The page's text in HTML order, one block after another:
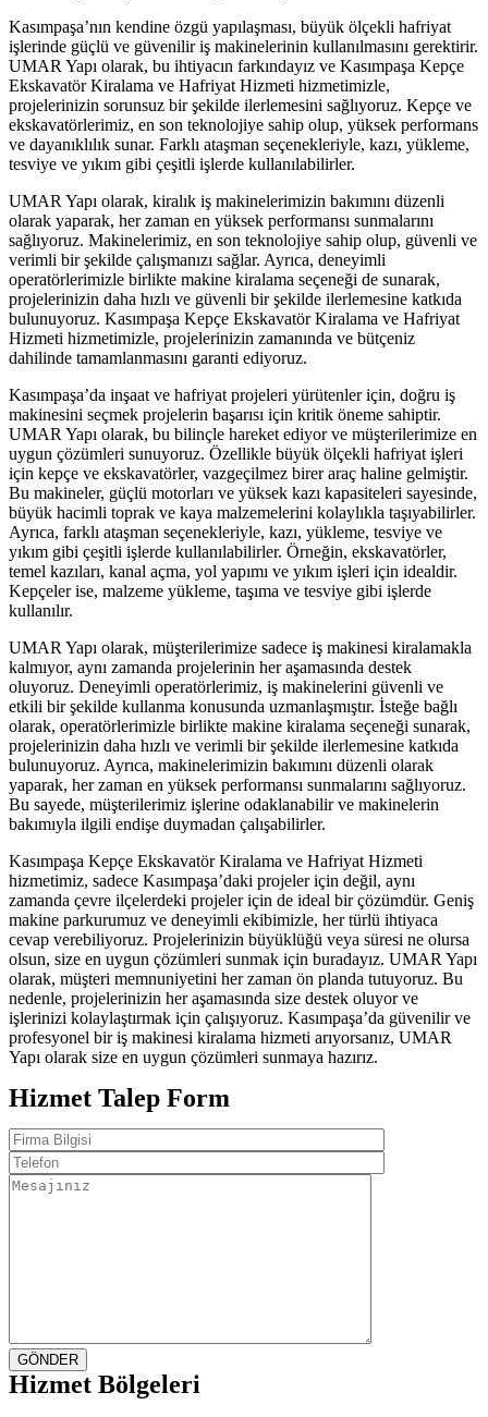
Kasımpaşa’nın kendine özgü yapılaşması, büyük ölçekli hafriyat
işlerinde güçlü ve güvenilir iş makinelerinin kullanılmasını gerektirir.
UMAR Yapı olarak, bu ihtiyacın farkındayız ve Kasımpaşa Kepçe
Ekskavatör Kiralama ve Hafriyat Hizmeti hizmetimizle,
projelerinizin sorunsuz bir şekilde ilerlemesini sağlıyoruz. Kepçe ve
ekskavatörlerimiz, en son teknolojiye sahip olup, yüksek performans
ve dayanıklılık sunar. Farklı ataşman seçenekleriyle, kazı, yükleme,
tesviye ve yıkım gibi çeşitli işlerde kullanılabilirler.
UMAR Yapı olarak, kiralık iş makinelerimizin bakımını düzenli
olarak yaparak, her zaman en yüksek performansı sunmalarını
sağlıyoruz. Makinelerimiz, en son teknolojiye sahip olup, güvenli ve
verimli bir şekilde çalışmanızı sağlar. Ayrıca, deneyimli
operatörlerimizle birlikte makine kiralama seçeneği de sunarak,
projelerinizin daha hızlı ve güvenli bir şekilde ilerlemesine katkıda
bulunuyoruz. Kasımpaşa Kepçe Ekskavatör Kiralama ve Hafriyat
Hizmeti hizmetimizle, projelerinizin zamanında ve bütçeniz
dahilinde tamamlanmasını garanti ediyoruz.
Kasımpaşa’da inşaat ve hafriyat projeleri yürütenler için, doğru iş
makinesini seçmek projelerin başarısı için kritik öneme sahiptir.
UMAR Yapı olarak, bu bilinçle hareket ediyor ve müşterilerimize en
uygun çözümleri sunuyoruz. Özellikle büyük ölçekli hafriyat işleri
için kepçe ve ekskavatörler, vazgeçilmez birer araç haline gelmiştir.
Bu makineler, güçlü motorları ve yüksek kazı kapasiteleri sayesinde,
büyük hacimli toprak ve kaya malzemelerini kolaylıkla taşıyabilirler.
Ayrıca, farklı ataşman seçenekleriyle, kazı, yükleme, tesviye ve
yıkım gibi çeşitli işlerde kullanılabilirler. Örneğin, ekskavatörler,
temel kazıları, kanal açma, yol yapımı ve yıkım işleri için idealdir.
Kepçeler ise, malzeme yükleme, taşıma ve tesviye gibi işlerde
kullanılır.
UMAR Yapı olarak, müşterilerimize sadece iş makinesi kiralamakla
kalmıyor, aynı zamanda projelerinin her aşamasında destek
oluyoruz. Deneyimli operatörlerimiz, iş makinelerini güvenli ve
etkili bir şekilde kullanma konusunda uzmanlaşmıştır. İsteğe bağlı
olarak, operatörlerimizle birlikte makine kiralama seçeneği sunarak,
projelerinizin daha hızlı ve verimli bir şekilde ilerlemesine katkıda
bulunuyoruz. Ayrıca, makinelerimizin bakımını düzenli olarak
yaparak, her zaman en yüksek performansı sunmalarını sağlıyoruz.
Bu sayede, müşterilerimiz işlerine odaklanabilir ve makinelerin
bakımıyla ilgili endişe duymadan çalışabilirler.
Kasımpaşa Kepçe Ekskavatör Kiralama ve Hafriyat Hizmeti
hizmetimiz, sadece Kasımpaşa’daki projeler için değil, aynı
zamanda çevre ilçelerdeki projeler için de ideal bir çözümdür. Geniş
makine parkurumuz ve deneyimli ekibimizle, her türlü ihtiyaca
cevap verebiliyoruz. Projelerinizin büyüklüğü veya süresi ne olursa
olsun, size en uygun çözümleri sunmak için buradayız. UMAR Yapı
olarak, müşteri memnuniyetini her zaman ön planda tutuyoruz. Bu
nedenle, projelerinizin her aşamasında size destek oluyor ve
işlerinizi kolaylaştırmak için çalışıyoruz. Kasımpaşa’da güvenilir ve
profesyonel bir iş makinesi kiralama hizmeti arıyorsanız, UMAR
Yapı olarak size en uygun çözümleri sunmaya hazırız.
Hizmet Talep Form
GÖNDER
Hizmet Bölgeleri